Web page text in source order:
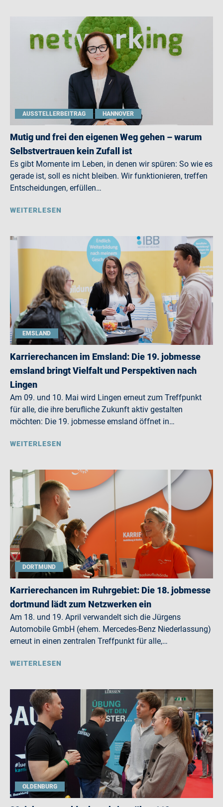
AUSSTELLERBEITRAG HANNOVER
Mutig und frei den eigenen Weg gehen – warum
Selbstvertrauen kein Zufall ist
Es gibt Momente im Leben, in denen wir spüren: So wie es
gerade ist, soll es nicht bleiben. Wir funktionieren, treffen
Entscheidungen, erfüllen…
WEITERLESEN
EMSLAND
Karrierechancen im Emsland: Die 19. jobmesse
emsland bringt Vielfalt und Perspektiven nach
Lingen
Am 09. und 10. Mai wird Lingen erneut zum Treffpunkt
für alle, die ihre berufliche Zukunft aktiv gestalten
möchten: Die 19. jobmesse emsland öffnet in…
WEITERLESEN
DORTMUND
Karrierechancen im Ruhrgebiet: Die 18. jobmesse
dortmund lädt zum Netzwerken ein
Am 18. und 19. April verwandelt sich die Jürgens
Automobile GmbH (ehem. Mercedes-Benz Niederlassung)
erneut in einen zentralen Treffpunkt für alle,…
WEITERLESEN
OLDENBURG